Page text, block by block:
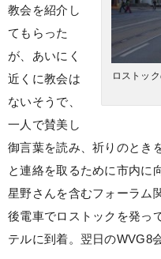
ロストッ
教会を紹介し
てもらった
が、あいにく
近くに教会は
ないそうで、
一人で賛美し
御言葉を読み、祈りのとき
と連絡を取るために市内に
星野さんを含むフォーラム
後電車でロストックを発っ
テルに到着。翌日のWVG8